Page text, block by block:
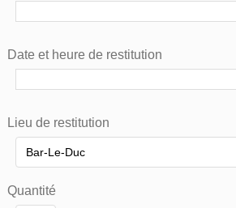
Date et heure de restitution
Lieu de restitution
Quantité